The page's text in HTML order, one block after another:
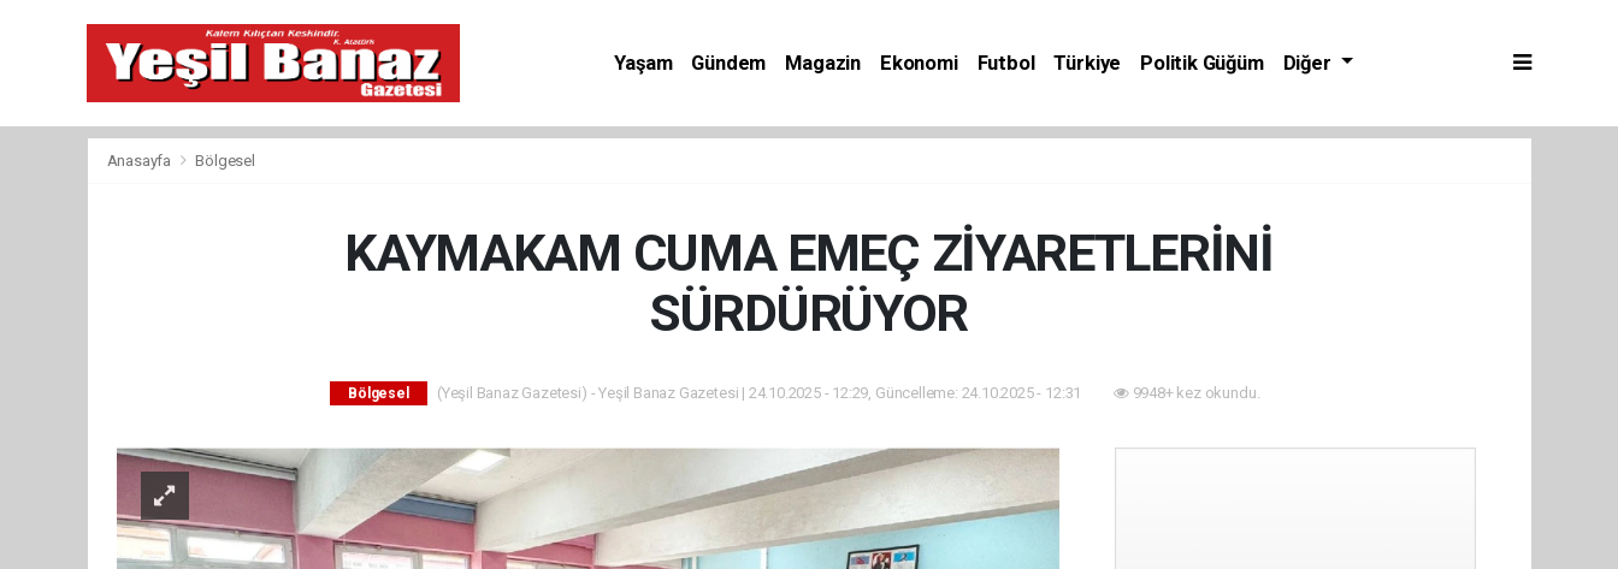
Yaşam Gündem Magazin Ekonomi Futbol Türkiye Politik Güğüm Diğer
Anasayfa Bölgesel
KAYMAKAM CUMA EMEÇ ZİYARETLERİNİ
SÜRDÜRÜYOR
Bölgesel (Yeşil Banaz Gazetesi) - Yeşil Banaz Gazetesi | 24.10.2025 - 12:29, Güncelleme: 24.10.2025 - 12:31 9948+ kez okundu.